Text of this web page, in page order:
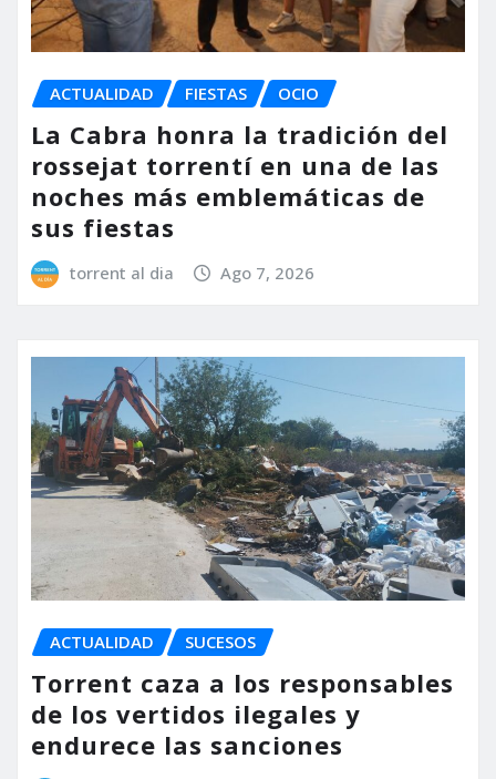
ACTUALIDAD FIESTAS OCIO
La Cabra honra la tradición del
rossejat torrentí en una de las
noches más emblemáticas de
sus fiestas
torrent al dia Ago 7, 2026
ACTUALIDAD SUCESOS
Torrent caza a los responsables
de los vertidos ilegales y
endurece las sanciones